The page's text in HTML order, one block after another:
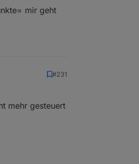
mir geht
#231
mehr gesteuert